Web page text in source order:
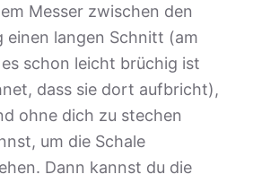
Messer zwischen den
einen langen Schnitt (am
schon leicht brüchig ist
dass sie dort aufbricht),
ohne dich zu stechen
um die Schale
Dann kannst du die